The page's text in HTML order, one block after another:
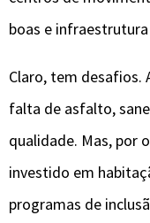
boas e
Claro, tem desafios.
falta de asfalto,
qualidade. Mas, por
investido em
programas de